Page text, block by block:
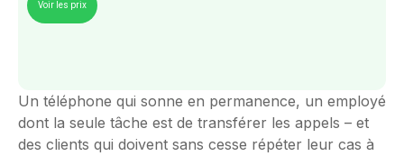
Voir les prix
Un téléphone qui sonne en permanence, un employé
dont la seule tâche est de transférer les appels – et
des clients qui doivent sans cesse répéter leur cas à